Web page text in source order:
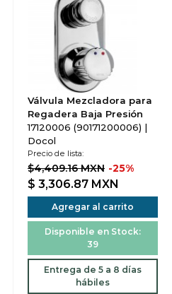
Válvula Mezcladora para
Regadera Baja Presión
17120006 (90171200006) |
Docol
Precio de lista:
$4,409.16 MXN -25%
$ 3,306.87 MXN
Agregar al carrito
Disponible en Stock:
39
Entrega de 5 a 8 días
hábiles